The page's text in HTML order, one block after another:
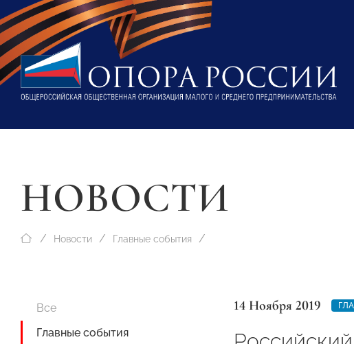
НОВОСТИ
Новости Главные события
Все
Главные события
14 Ноября 2019